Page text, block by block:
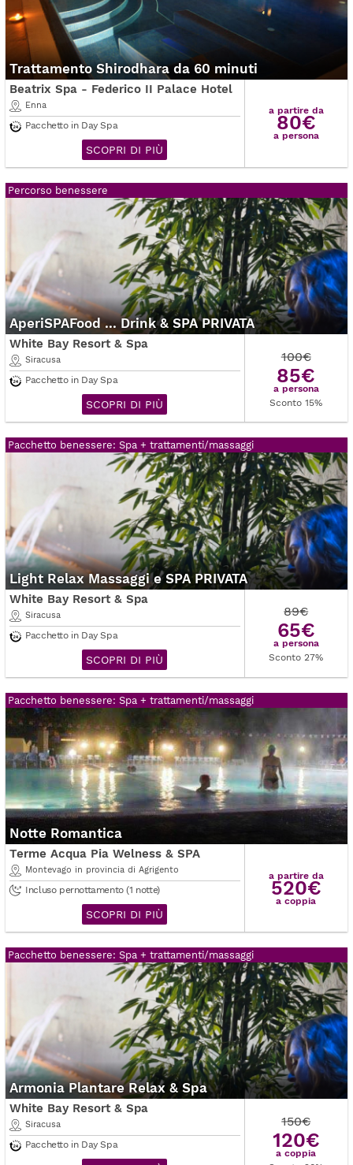
Trattamento Shirodhara da 60 minuti
Beatrix Spa - Federico II Palace Hotel
Enna
Pacchetto in Day Spa
SCOPRI DI PIÙ
a partire da
80€
a persona
Percorso benessere
AperiSPAFood ... Drink & SPA PRIVATA
White Bay Resort & Spa
Siracusa
Pacchetto in Day Spa
SCOPRI DI PIÙ
100€
85€
a persona
Sconto 15%
Pacchetto benessere: Spa + trattamenti/massaggi
Light Relax Massaggi e SPA PRIVATA
White Bay Resort & Spa
Siracusa
Pacchetto in Day Spa
SCOPRI DI PIÙ
89€
65€
a persona
Sconto 27%
Pacchetto benessere: Spa + trattamenti/massaggi
Notte Romantica
Terme Acqua Pia Welness & SPA
Montevago in provincia di Agrigento
Incluso pernottamento (1 notte)
SCOPRI DI PIÙ
a partire da
520€
a coppia
Pacchetto benessere: Spa + trattamenti/massaggi
Armonia Plantare Relax & Spa
White Bay Resort & Spa
Siracusa
Pacchetto in Day Spa
150€
120€
a coppia